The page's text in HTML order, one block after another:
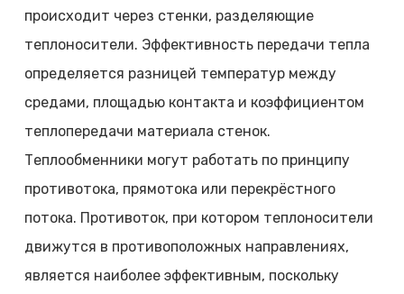
происходит через стенки, разделяющие
теплоносители. Эффективность передачи тепла
определяется разницей температур между
средами, площадью контакта и коэффициентом
теплопередачи материала стенок.
Теплообменники могут работать по принципу
противотока, прямотока или перекрёстного
потока. Противоток, при котором теплоносители
движутся в противоположных направлениях,
является наиболее эффективным, поскольку